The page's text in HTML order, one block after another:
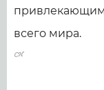
привлекающим
всего мира.